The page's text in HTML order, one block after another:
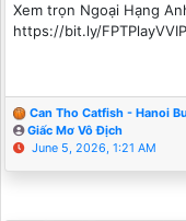
Xem trọn Ngoại Hạng
https://bit.ly/
Can Tho Catfish - Hanoi
Giấc Mơ Vô Địch
June 5, 2026, 1:21 AM